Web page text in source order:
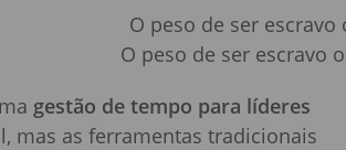
O peso de ser escravo
gestão de tempo para líderes
mas as ferramentas tradicionais